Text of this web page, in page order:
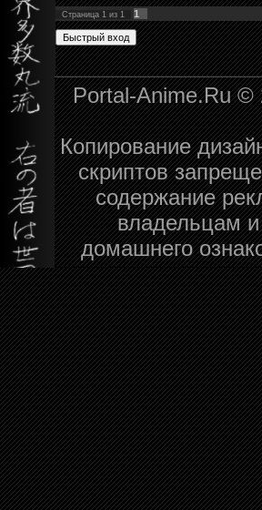
Страница 1 из 1 1
Portal-Anime.Ru ©
Копирование
скриптов
содержание
владельцам и
домашнего